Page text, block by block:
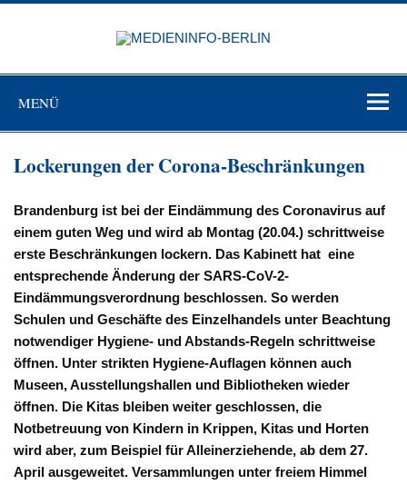
Zum
MENÜ
Lockerungen der Corona-Beschränkungen
Brandenburg ist bei der Eindämmung des Coronavirus auf
einem guten Weg und wird ab Montag (20.04.) schrittweise
erste Beschränkungen lockern. Das Kabinett hat eine
entsprechende Änderung der SARS-CoV-2-
Eindämmungsverordnung beschlossen. So werden
Schulen und Geschäfte des Einzelhandels unter Beachtung
notwendiger Hygiene- und Abstands-Regeln schrittweise
öffnen. Unter strikten Hygiene-Auflagen können auch
Museen, Ausstellungshallen und Bibliotheken wieder
öffnen. Die Kitas bleiben weiter geschlossen, die
Notbetreuung von Kindern in Krippen, Kitas und Horten
wird aber, zum Beispiel für Alleinerziehende, ab dem 27.
April ausgeweitet. Versammlungen unter freiem Himmel